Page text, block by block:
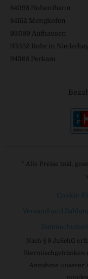
84098 Hohenthann
84152 Mengkofen
93089 Aufhausen
93352 Rohr in
94368 Perkam
* Alle Preise inkl.
Cookie-
Versand und
Nach § 9 JuSchG
Biermischgetränken
Annahme unserer